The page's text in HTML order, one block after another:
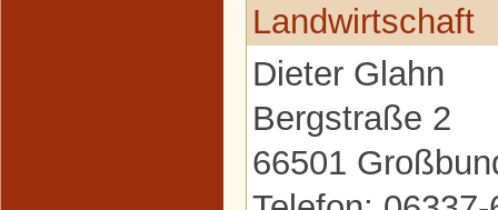
Landwirtschaft
Dieter Glahn
Bergstraße 2
66501